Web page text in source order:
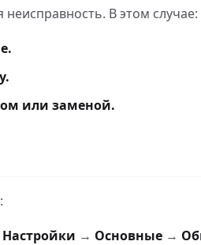
В этом случае:
или заменой.
Настройки → Основные →